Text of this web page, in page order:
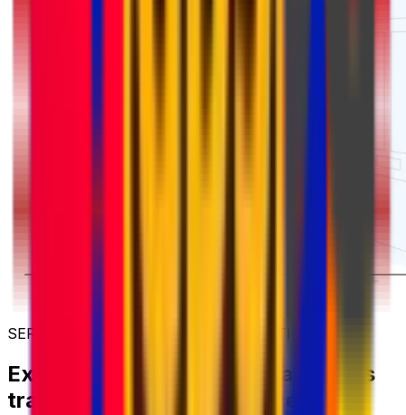
SERVICES DE MESSAGERIE INTERNATIONALE
Expédition internationale avec des
transporteurs de confiance